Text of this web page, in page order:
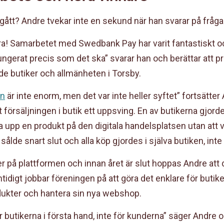
Andre tvekar inte en sekund när han svarar på
Samarbetet med Swedbank Pay har varit fantastiskt
precis som det ska” svarar han och berättar att
butiker och allmänheten i Torsby.
är inte enorm, men det var inte heller syftet” fortsätter
i butik ett uppsving. En av butikerna
upp en produkt på den digitala handelsplatsen utan att
snart slut och alla köp gjordes i själva butiken,
på plattformen och innan året är slut hoppas Andre att
jobbar föreningen på att göra det enklare för
och hantera sin nya webshop.
butikerna i första hand, inte för kunderna” säger Andre